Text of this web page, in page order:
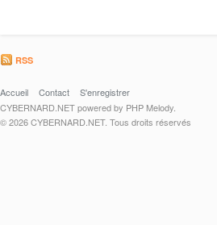
RSS
Accueil Contact
S'enregistrer
CYBERNARD.NET powered by PHP Melody.
© 2026 CYBERNARD.NET. Tous droits réservés